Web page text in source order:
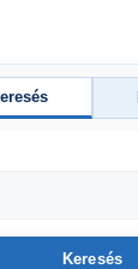
Keresés